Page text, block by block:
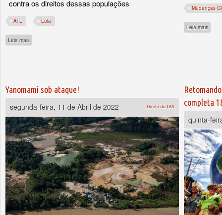
contra os direitos dessas populações
ATL Lula
Leia mais
Mudanças
Leia mais
Yanomami sob ataque!
segunda-feira, 11 de Abril de 2022
Direto do ISA
completa
quinta-